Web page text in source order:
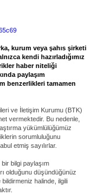
kurum veya şahıs şirketi
kendi hazırladığımız
haber niteliği
paylaşım
benzerlikleri tamamen
ve İletişim Kurumu (BTK)
vermektedir. Bu nedenle,
yükümlülüğümüz
sorumluluğunu
etmiş sayılırlar.
bilgi paylaşım
olduğunu düşündüğünüz
bildirmeniz halinde, ilgili